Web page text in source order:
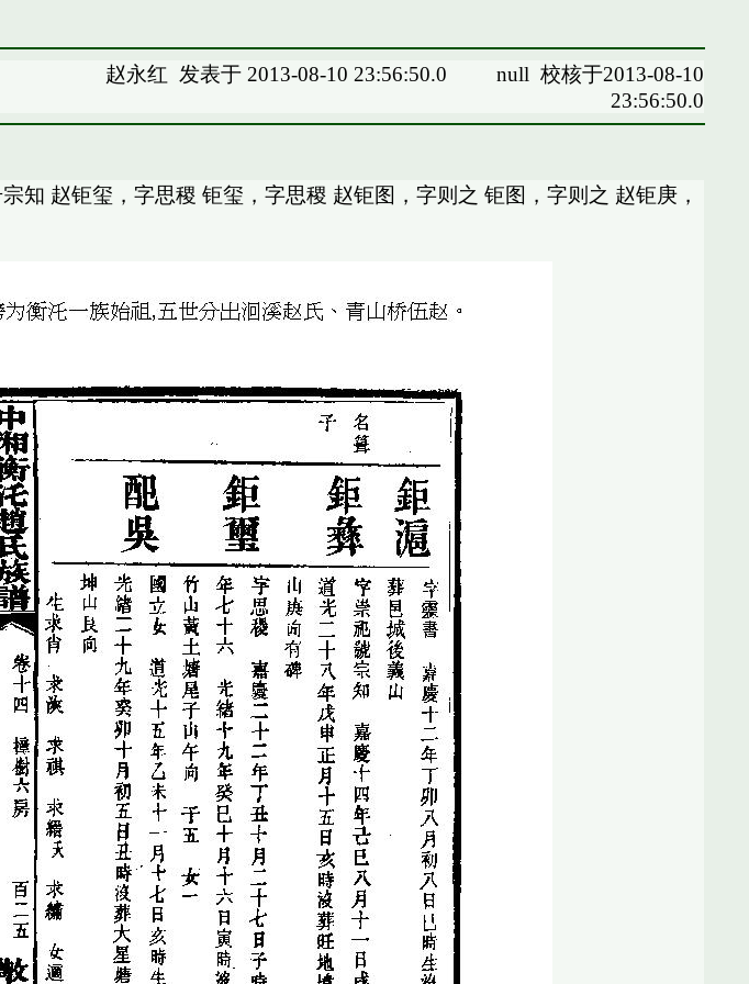
赵永红 发表于 2013-08-10 23:56:50.0 null 校核于2013-08-10
23:56:50.0
赵钜玺，字思稷 钜玺，字思稷 赵钜图，字则之 钜图，字则之 赵钜庚，